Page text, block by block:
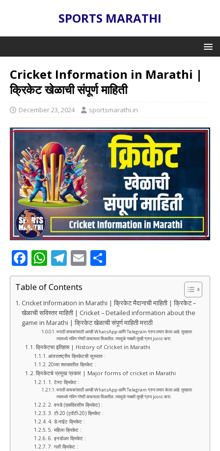
SPORTS MARATHI
Cricket Information in Marathi |
क्रिकेट खेळाची संपूर्ण माहिती
December 23, 2024 sportsmarathi.in
F
a
c
e
b
o
k
W
h
at
s
A
p
p
T
el
e
g
ra
m
E
m
l
h
e
Table of Contents
Cricket Information in Marathi | क्रिकेट मैदानाची माहिती | क्रिकेट –
खेळाची सविस्तर माहिती | Cricket – Detailed information about the
game in Marathi | क्रिकेट खेळाची संपूर्ण माहिती मराठी
मराठी वाचकांसाठी आम्ही WhatsApp आणि Telegram ग्रुप तयार केला आहे. तुम्हाला
त्यामध्ये नविन गोष्टी वाचायला मिळतील. त्यामुळे नक्की तुम्ही ग्रुप joint करा.
क्रिकेटचा इतिहास | History of Cricket in Marathi
आंतरराष्ट्रीय क्रिकेटची सुरुवात :
20व्या शतकातील क्रिकेट :
क्रिकेटचे प्रमुख प्रकार | Major forms of cricket in Marathi
1. टेस्ट क्रिकेट :
मराठी वाचकांसाठी आम्ही WhatsApp आणि Telegram ग्रुप तयार केला आहे. तुम्हाला
त्यामध्ये नविन गोष्टी वाचायला मिळतील. त्यामुळे नक्की तुम्ही ग्रुप joint करा.
2. वनडे (एकदिवसीय क्रिकेट) :
3. टी-20 (ट्वेंटी-20) क्रिकेट :
4. डे-नाईट क्रिकेट :
5. महिला क्रिकेट :
6. इनडोअर क्रिकेट :
7. गली क्रिकेट :